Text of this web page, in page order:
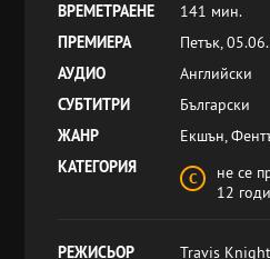
ВРЕМЕТРАЕНЕ
141 мин.
ПРЕМИЕРА
Петък,
АУДИО
Английски
СУБТИТРИ
Български
ЖАНР
Екшън,
КАТЕГОРИЯ
не се
12
РЕЖИСЬОР
Travis